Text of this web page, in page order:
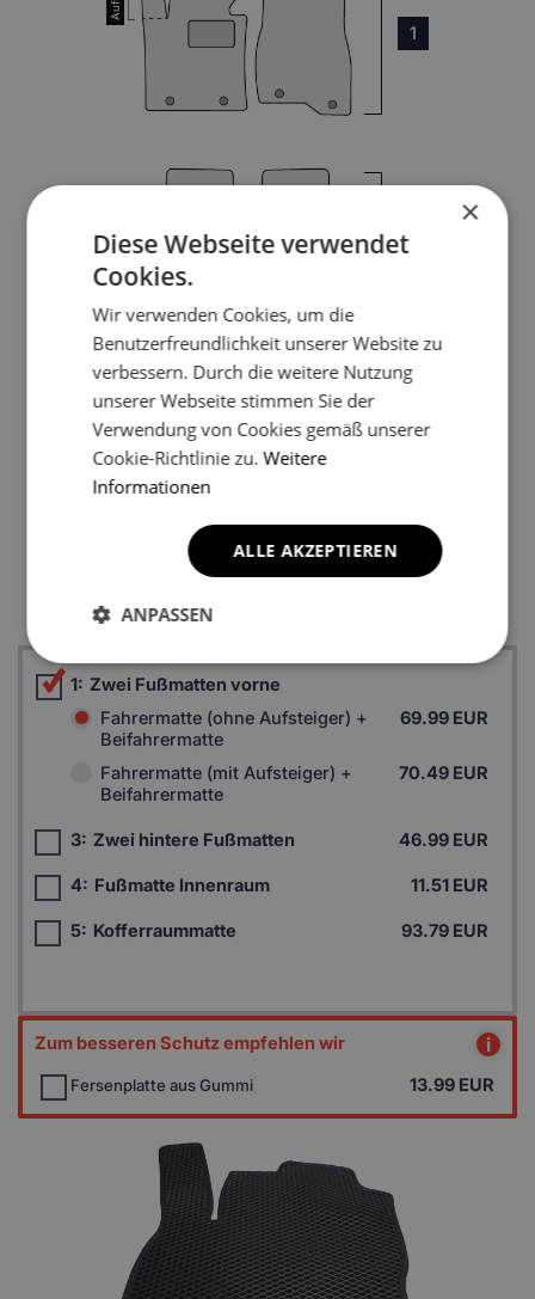
1
*Ein Beispielfoto. Das Finalprodukt kann sich abhängig vom
1: Zwei Fußmatten vorne
Fahrermatte (ohne Aufsteiger) +
Beifahrermatte
69.99 EUR
Fahrermatte (mit Aufsteiger) +
Beifahrermatte
70.49 EUR
3: Zwei hintere Fußmatten 46.99 EUR
4: Fußmatte Innenraum 11.51 EUR
5: Kofferraummatte 93.79 EUR
Zum besseren Schutz empfehlen wir i
Fersenplatte aus Gummi 13.99 EUR
×
Diese Webseite verwendet
Cookies.
Wir verwenden Cookies, um die
Benutzerfreundlichkeit unserer Website zu
verbessern. Durch die weitere Nutzung
unserer Webseite stimmen Sie der
Verwendung von Cookies gemäß unserer
Cookie-Richtlinie zu.Weitere
Informationen
ALLE AKZEPTIEREN
ANPASSEN